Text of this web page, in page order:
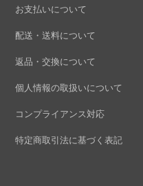
お支払いについて
配送・送料について
返品・交換について
個人情報の取扱いについて
コンプライアンス対応
特定商取引法に基づく表記